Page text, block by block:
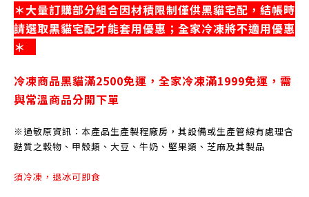
＊大量訂購部分組合因材積限制僅供黑貓宅配，結帳時
請選取黑貓宅配才能套用優惠；全家冷凍將不適用優惠
＊
冷凍商品黑貓滿2500免運， 全家冷凍滿1999免運， 需
與常溫商品分開下單
※過敏原資訊：本產品生產製程廠房，其設備或生產管線有處理含
麩質之穀物、甲殼類、大豆、牛奶、堅果類、芝麻及其製品
須冷凍，退冰可即食